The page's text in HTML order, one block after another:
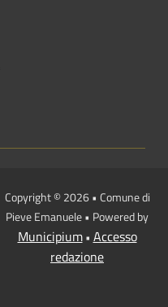
Copyright © 2026 • Comune di
Pieve Emanuele • Powered by
Municipium• Accesso
redazione